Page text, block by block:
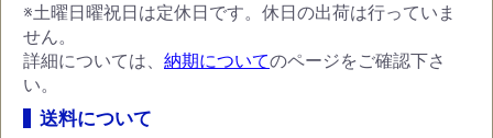
※土曜日曜祝日は定休日です。休日の出荷は行っていま
せん。
詳細については、 納期についてのページをご確認下さ
い。
送料について